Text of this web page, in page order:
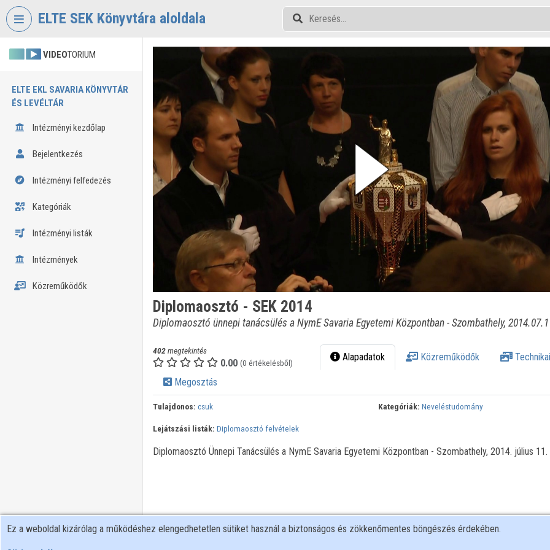
Fejléc kihagyása
ELTE SEK Könyvtára aloldala
VIDEOTORIUM
ELTE EKL SAVARIA KÖNYVTÁR
ÉS LEVÉLTÁR
Intézményi kezdőlap
Bejelentkezés
Intézményi felfedezés
Kategóriák
Intézményi listák
Intézmények
Közreműködők
Diplomaosztó - SEK 2014
Diplomaosztó ünnepi tanácsülés a NymE Savaria Egyetemi Központban - Szombathely,
402megtekintés
0.00 (0 értékelésből) Alapadatok Közreműködők
Megosztás
Tulajdonos: csuk Kategóriák: Neveléstudomány
Lejátszási listák: Diplomaosztó felvételek
Diplomaosztó Ünnepi Tanácsülés a NymE Savaria Egyetemi Központban - Szombathely, 2014. július 11.
Ez a weboldal kizárólag a működéshez elengedhetetlen sütiket használ a biztonságos és zökkenőmentes böngészés érdekében.